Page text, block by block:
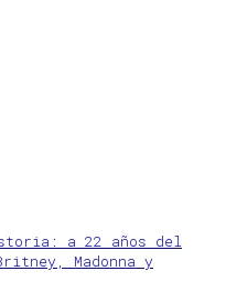
a 22 años del
Madonna y